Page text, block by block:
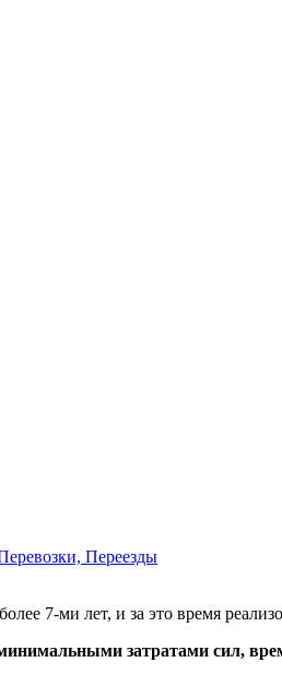
Переезды
7-ми лет, и за это время
затратами сил,